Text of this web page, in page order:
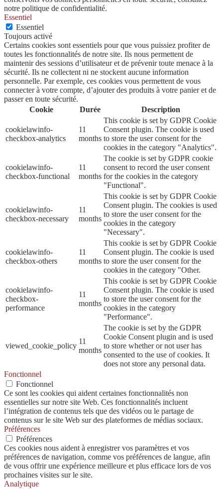
notre politique de confidentialité.
Essentiel
Essentiel
Toujours activé
Certains cookies sont essentiels pour que vous puissiez profiter de
toutes les fonctionnalités de notre site. Ils nous permettent de
maintenir des sessions d’utilisateur et de prévenir toute menace à la
sécurité. Ils ne collectent ni ne stockent aucune information
personnelle. Par exemple, ces cookies vous permettent de vous
connecter à votre compte, d’ajouter des produits à votre panier et de
passer en toute sécurité.
Cookie
Durée Description
cookielawinfo-
checkbox-analytics
11
months
This cookie is set by GDPR Cookie
Consent plugin. The cookie is used
to store the user consent for the
cookies in the category "Analytics".
cookielawinfo-
checkbox-functional
11
months
The cookie is set by GDPR cookie
consent to record the user consent
for the cookies in the category
"Functional".
cookielawinfo-
checkbox-necessary
11
months
This cookie is set by GDPR Cookie
Consent plugin. The cookies is used
to store the user consent for the
cookies in the category
"Necessary".
cookielawinfo-
checkbox-others
11
months
This cookie is set by GDPR Cookie
Consent plugin. The cookie is used
to store the user consent for the
cookies in the category "Other.
cookielawinfo-
checkbox-
performance
11
months
This cookie is set by GDPR Cookie
Consent plugin. The cookie is used
to store the user consent for the
cookies in the category
"Performance".
viewed_cookie_policy
11
months
The cookie is set by the GDPR
Cookie Consent plugin and is used
to store whether or not user has
consented to the use of cookies. It
does not store any personal data.
Fonctionnel
Fonctionnel
Ce sont les cookies qui aident certaines fonctionnalités non
essentielles sur notre site Web. Ces fonctionnalités incluent
l’intégration de contenus tels que des vidéos ou le partage de
contenus sur le site Web sur des plateformes de médias sociaux.
Préférences
Préférences
Ces cookies nous aident à enregistrer vos paramètres et vos
préférences de navigation, comme vos préférences de langue, afin
de vous offrir une expérience meilleure et plus efficace lors de vos
prochaines visites sur le site.
Analytique